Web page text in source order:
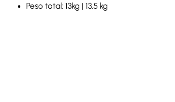
Peso total: 13kg | 13,5 kg